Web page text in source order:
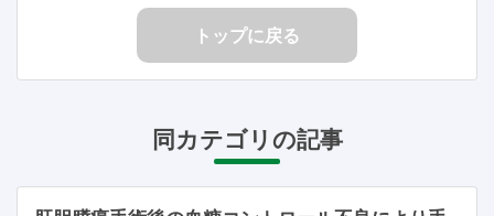
トップに戻る
同カテゴリの記事